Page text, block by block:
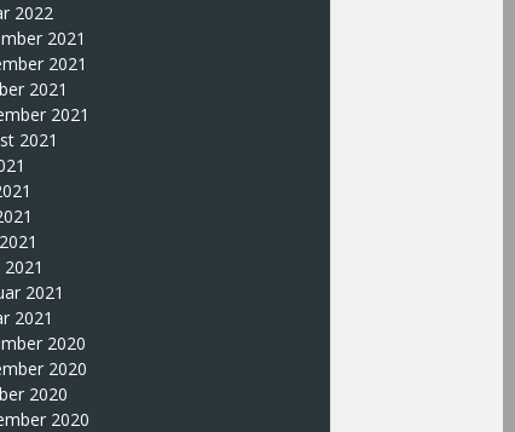
2022
2021
2021
2021
2021
2021
2021
2021
2020
2020
2020
2020